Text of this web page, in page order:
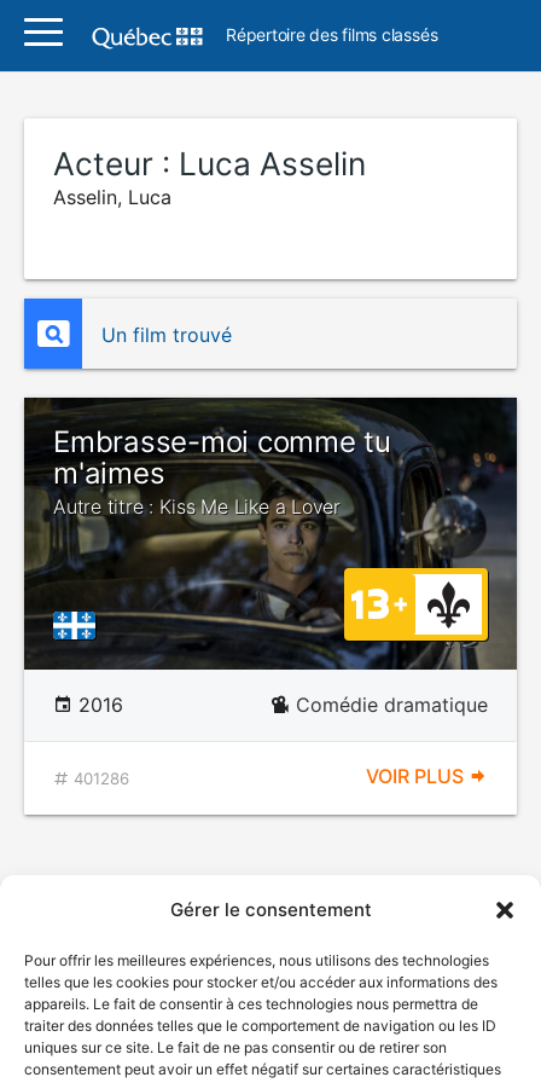
Gérer le consentement
Pour offrir les meilleures expériences, nous utilisons des technologies
telles que les cookies pour stocker et/ou accéder aux informations des
appareils. Le fait de consentir à ces technologies nous permettra de
traiter des données telles que le comportement de navigation ou les ID
uniques sur ce site. Le fait de ne pas consentir ou de retirer son
consentement peut avoir un effet négatif sur certaines caractéristiques
Répertoire des films classés
Acteur : Luca Asselin
Asselin, Luca
Un film trouvé
Embrasse-moi comme tu
m'aimes
Autre titre : Kiss Me Like a Lover
2016 Comédie dramatique
401286 VOIR PLUS